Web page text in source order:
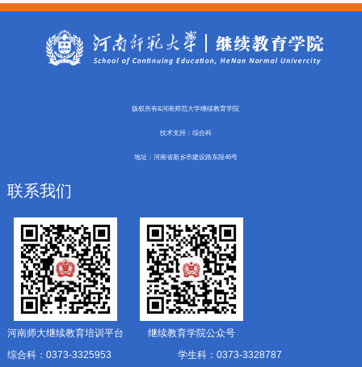
版权所有&河南师范大学继续教育学院
技术支持：综合科
地址：河南省新乡市建设路东段46号
联系我们
河南师大继续教育培训平台
继续教育学院公众号
综合科：0373-3325953
学生科：0373-3328787